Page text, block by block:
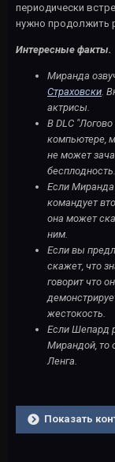
периодически
нужно продолжить
Интересные факты.
Миранда
Страховски .
актрисы.
В DLC
компьютере,
не может
бесплодность.
Если Миранда
командует
она может
ним.
Если вы
скажет, что
говорит что
жестокость.
Если Шепард
Мирандой, то
Ленга.
Показать